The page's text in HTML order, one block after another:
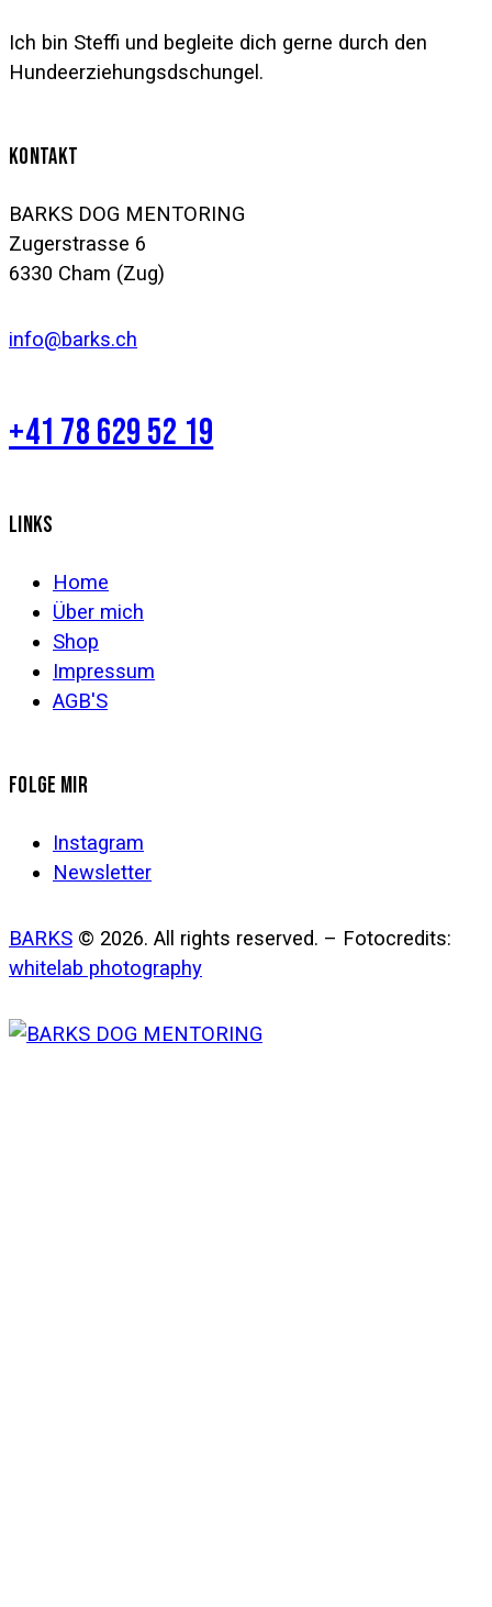
Ich bin Steffi und begleite dich gerne durch den
Hundeerziehungsdschungel.
KONTAKT
BARKS DOG MENTORING
Zugerstrasse 6
6330 Cham (Zug)
info@barks.ch
+41 78 629 52 19
LINKS
Home
Über mich
Shop
Impressum
AGB'S
FOLGE MIR
Instagram
Newsletter
BARKS © 2026. All rights reserved. – Fotocredits:
whitelab photography